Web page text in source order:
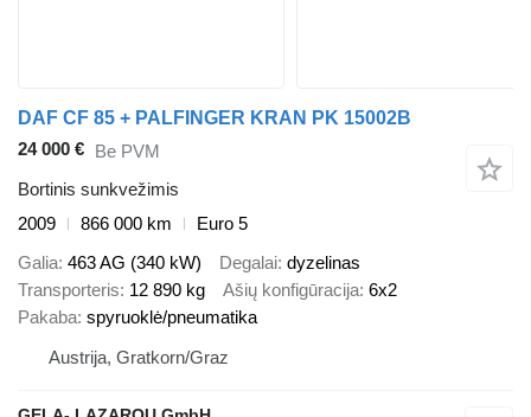
DAF CF 85 + PALFINGER KRAN PK 15002B
24 000 € Be PVM
Bortinis sunkvežimis
2009
866 000 km
Euro 5
Galia 463 AG (340 kW) Degalai dyzelinas
Transporteris 12 890 kg Ašių konfigūracija 6x2
Pakaba spyruoklė/pneumatika
Austrija, Gratkorn/Graz